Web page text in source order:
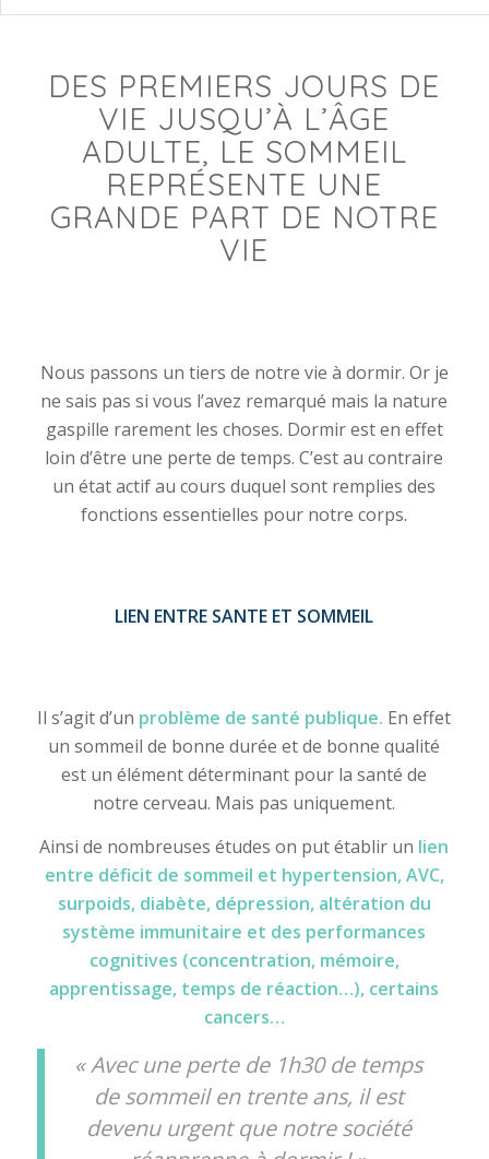
DES PREMIERS JOURS DE
VIE JUSQU’À L’ÂGE
ADULTE, LE SOMMEIL
REPRÉSENTE UNE
GRANDE PART DE NOTRE
VIE
Nous passons un tiers de notre vie à dormir. Or je
ne sais pas si vous l’avez remarqué mais la nature
gaspille rarement les choses. Dormir est en effet
loin d’être une perte de temps. C’est au contraire
un état actif au cours duquel sont remplies des
fonctions essentielles pour notre corps.
LIEN ENTRE SANTE ET SOMMEIL
Il s’agit d’un problème de santé publique. En effet
un sommeil de bonne durée et de bonne qualité
est un élément déterminant pour la santé de
notre cerveau. Mais pas uniquement.
Ainsi de nombreuses études on put établir un lien
entre déficit de sommeil et hypertension, AVC,
surpoids, diabète, dépression, altération du
système immunitaire et des performances
cognitives (concentration, mémoire,
apprentissage, temps de réaction…), certains
cancers…
« Avec une perte de 1h30 de temps
de sommeil en trente ans, il est
devenu urgent que notre société